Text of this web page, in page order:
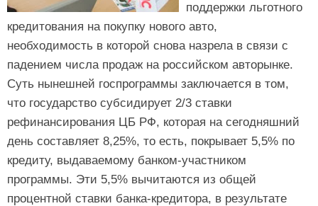
поддержки льготного
кредитования на покупку нового авто,
необходимость в которой снова назрела в связи с
падением числа продаж на российском авторынке.
Суть нынешней госпрограммы заключается в том,
что государство субсидирует 2/3 ставки
рефинансирования ЦБ РФ, которая на сегодняшний
день составляет 8,25%, то есть, покрывает 5,5% по
кредиту, выдаваемому банком-участником
программы. Эти 5,5% вычитаются из общей
процентной ставки банка-кредитора, в результате